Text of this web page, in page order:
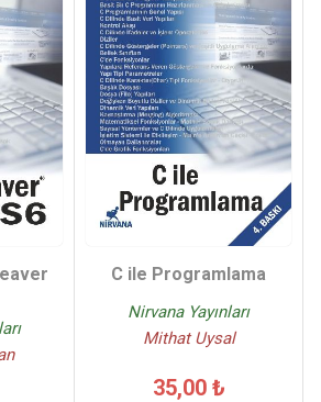
C ile Programlama
Nirvana Yayınları
Mithat Uysal
35,00 ₺